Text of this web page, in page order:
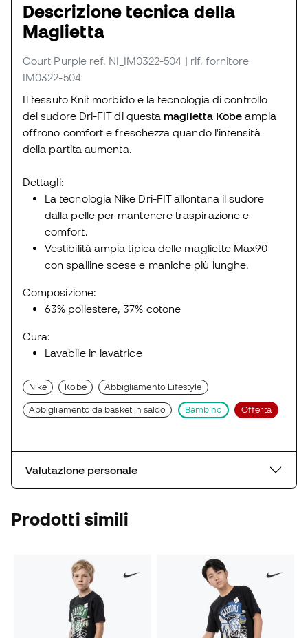
Descrizione tecnica della
Maglietta
Court Purple ref. NI_IM0322-504 | rif. fornitore
IM0322-504
Il tessuto Knit morbido e la tecnologia di controllo
del sudore Dri-FIT di questa maglietta Kobeampia
offrono comfort e freschezza quando l'intensità
della partita aumenta.
Dettagli:
La tecnologia Nike Dri-FIT allontana il sudore
dalla pelle per mantenere traspirazione e
comfort.
Vestibilità ampia tipica delle magliette Max90
con spalline scese e maniche più lunghe.
Composizione:
63% poliestere, 37% cotone
Cura:
Lavabile in lavatrice
Nike Kobe Abbigliamento Lifestyle
Abbigliamento da basket in saldo Bambino Offerta
Valutazione personale
Prodotti simili